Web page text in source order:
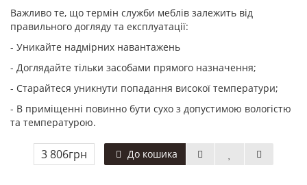
Важливо те, що термін служби меблів залежить від
правильного догляду та експлуатації:
- Уникайте надмірних навантажень
- Доглядайте тільки засобами прямого назначення;
- Старайтеся уникнути попадання високої температури;
- В приміщенні повинно бути сухо з допустимою вологістю
та температурою.
3 806грн До кошика